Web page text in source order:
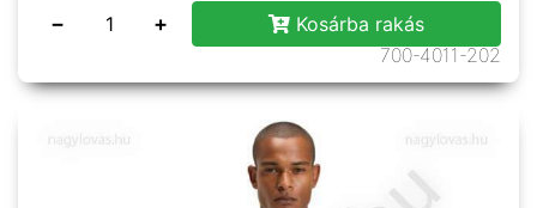
− +
Kosárba rakás
700-4011-202